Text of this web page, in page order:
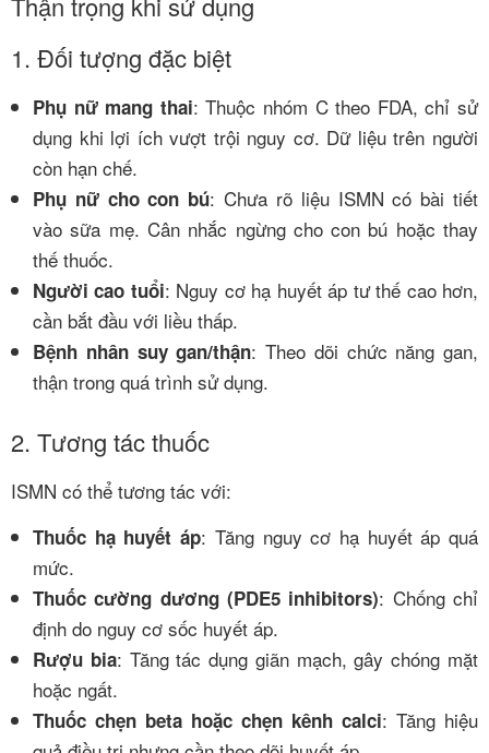
1. Đối tượng đặc biệt
Phụ nữ mang thai: Thuộc nhóm C theo FDA, chỉ sử
dụng khi lợi ích vượt trội nguy cơ. Dữ liệu trên người
còn hạn chế.
Phụ nữ cho con bú: Chưa rõ liệu ISMN có bài tiết
vào sữa mẹ. Cân nhắc ngừng cho con bú hoặc thay
thế thuốc.
Người cao tuổi: Nguy cơ hạ huyết áp tư thế cao hơn,
cần bắt đầu với liều thấp.
Bệnh nhân suy gan/thận: Theo dõi chức năng gan,
thận trong quá trình sử dụng.
2. Tương tác thuốc
ISMN có thể tương tác với:
Thuốc hạ huyết áp: Tăng nguy cơ hạ huyết áp quá
mức.
Thuốc cường dương (PDE5 inhibitors): Chống chỉ
định do nguy cơ sốc huyết áp.
Rượu bia: Tăng tác dụng giãn mạch, gây chóng mặt
hoặc ngất.
Thuốc chẹn beta hoặc chẹn kênh calci: Tăng hiệu